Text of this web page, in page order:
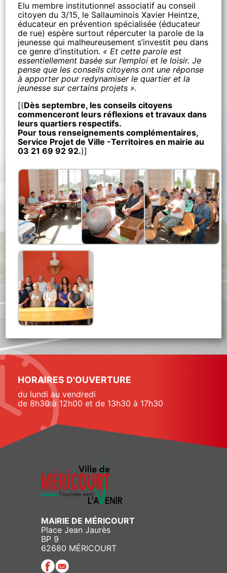
Elu membre institutionnel associatif au conseil
citoyen du 3/15, le Sallauminois Xavier Heintze,
éducateur en prévention spécialisée (éducateur
de rue) espère surtout répercuter la parole de la
jeunesse qui malheureusement s’investit peu dans
ce genre d’institution. « Et cette parole est
essentiellement basée sur l’emploi et le loisir. Je
pense que les conseils citoyens ont une réponse
à apporter pour redynamiser le quartier et la
jeunesse sur certains projets ».
[(Dès septembre, les conseils citoyens
commenceront leurs réflexions et travaux dans
leurs quartiers respectifs.
Pour tous renseignements complémentaires,
Service Projet de Ville -Territoires en mairie au
03 21 69 92 92.)]
HORAIRES D'OUVERTURE
du lundi au vendredi
de 8h30 à 12h00 et de 13h30 à 17h30
MAIRIE DE MÉRICOURT
Place Jean Jaurès
BP 9
62680 MÉRICOURT